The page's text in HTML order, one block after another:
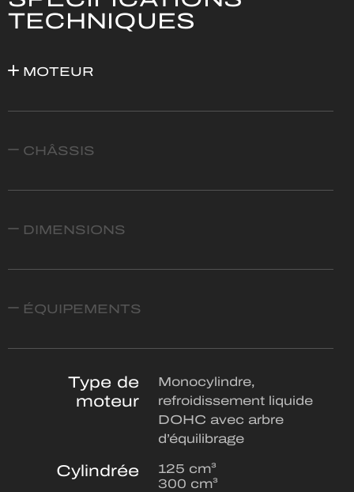
TECHNIQUES
MOTEUR
CHÂSSIS
DIMENSIONS
ÉQUIPEMENTS
Type de
moteur
Monocylindre,
refroidissement liquide
DOHC avec arbre
d’équilibrage
Cylindrée
125 cm³
300 cm³